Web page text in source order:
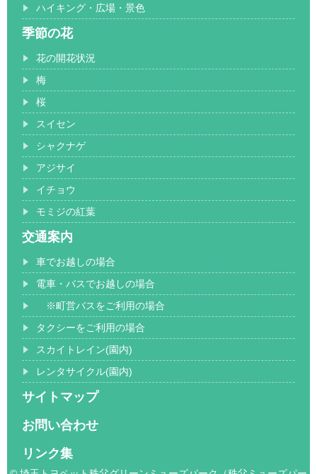
ハイキング・広場・景色
季節の花
花の開花状況
梅
桜
スイセン
シャクナゲ
アジサイ
イチョウ
モミジの紅葉
交通案内
車でお越しの場合
電車・バスでお越しの場合
※町営バスをご利用の場合
タクシーをご利用の場合
スカイトレイン(園内)
レンタサイクル(園内)
サイトマップ
お問い合わせ
リンク集